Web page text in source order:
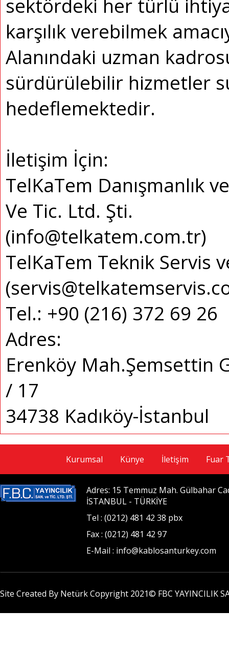
sektördeki her türlü
karşılık verebilmek
Alanındaki uzman
sürdürülebilir hizmetler
hedeflemektedir.
İletişim İçin:
TelKaTem Danışmanlık
Ve Tic. Ltd. Şti.
(info@telkatem.com.tr)
TelKaTem Teknik Servis
Tel.: +90 (216) 372 69 26
Adres:
Erenköy Mah.Şemsettin
/ 17
34738 Kadıköy-İstanbul
Kurumsal Künye İletişim Fuar
Adres: 15 Temmuz Mah. Gülbahar
İSTANBUL - TÜRKİYE
Tel : (0212) 481 42 38 pbx
Fax : (0212) 481 42 97
E-Mail : info@kablosanturkey.com
Site Created By Netürk Copyright 2021© FBC YAYINCILIK